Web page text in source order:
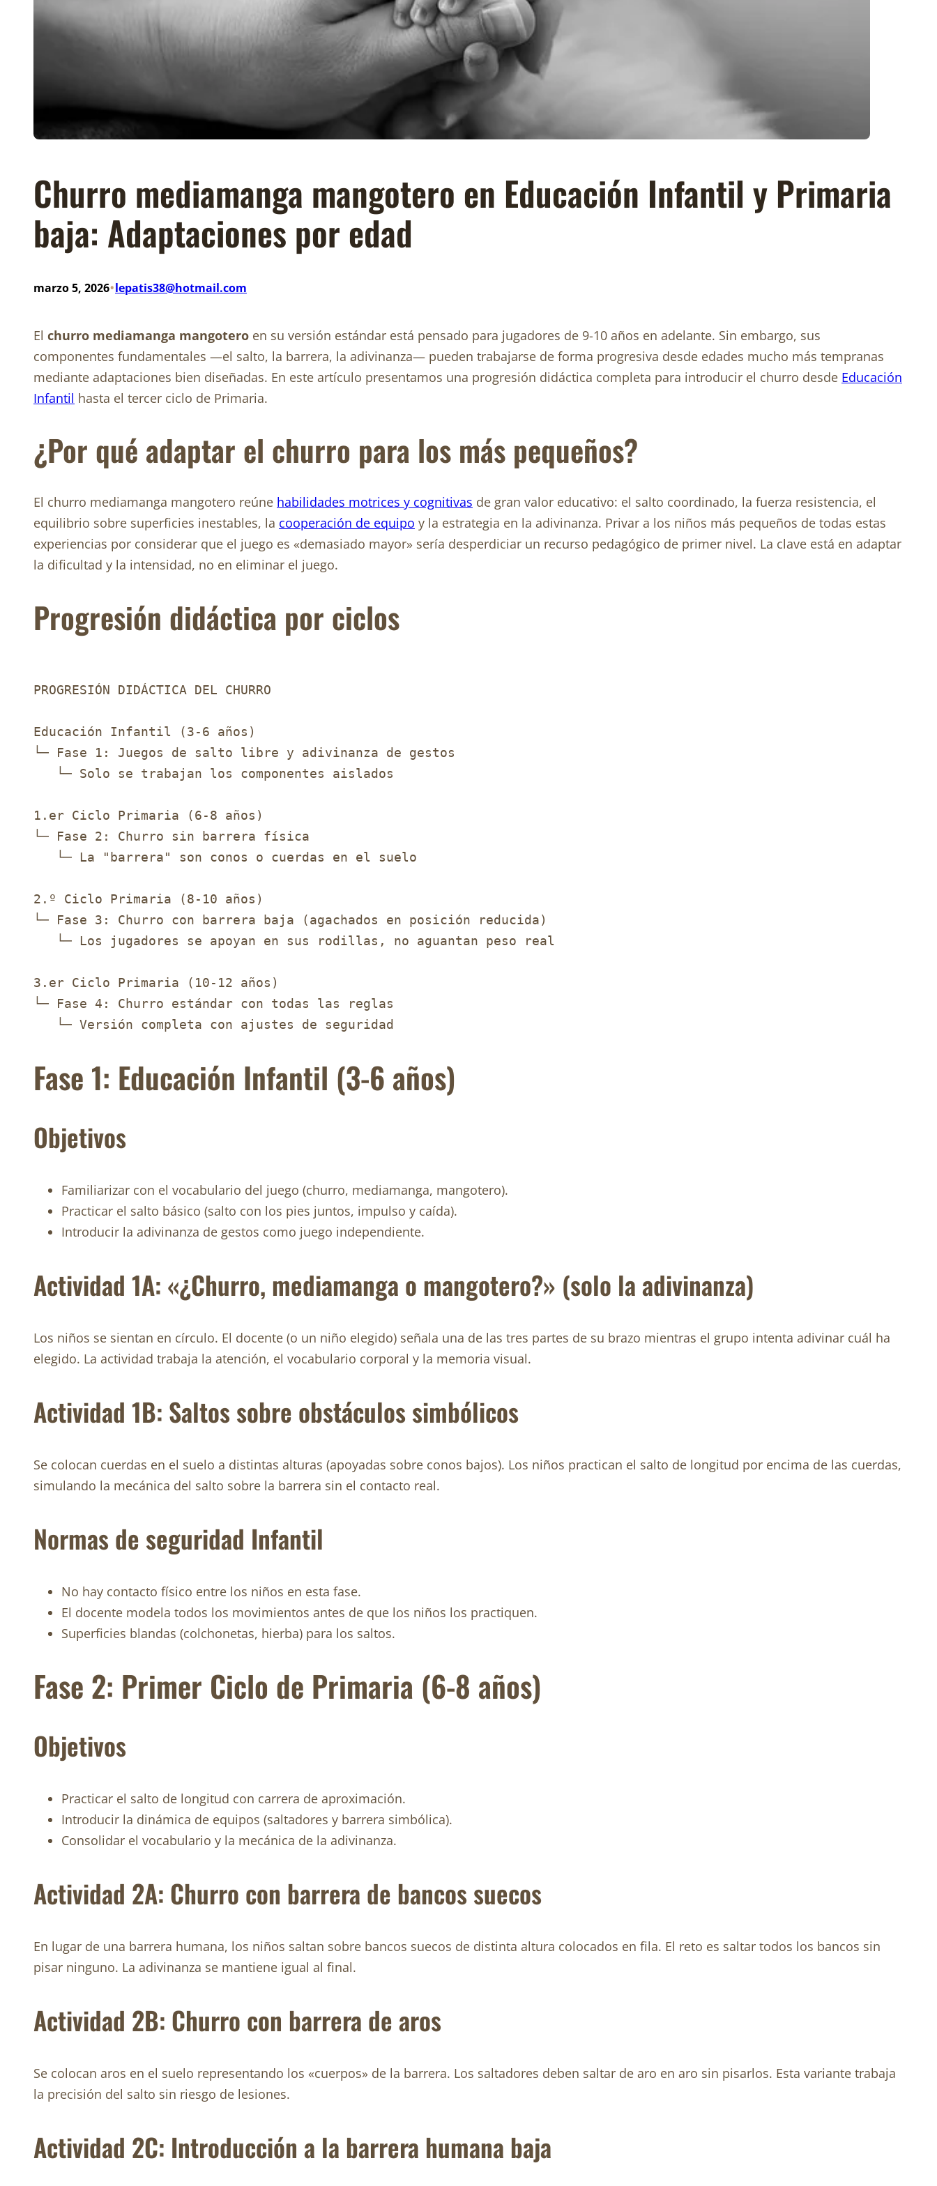
Churro mediamanga mangotero en Educación Infantil y Primaria
baja: Adaptaciones por edad
marzo 5, 2026•lepatis38@hotmail.com
El churro mediamanga mangotero en su versión estándar está pensado para jugadores de 9-10 años en adelante. Sin embargo, sus
componentes fundamentales —el salto, la barrera, la adivinanza— pueden trabajarse de forma progresiva desde edades mucho más tempranas
mediante adaptaciones bien diseñadas. En este artículo presentamos una progresión didáctica completa para introducir el churro desde Educación
Infantil hasta el tercer ciclo de Primaria.
¿Por qué adaptar el churro para los más pequeños?
El churro mediamanga mangotero reúne habilidades motrices y cognitivas de gran valor educativo: el salto coordinado, la fuerza resistencia, el
equilibrio sobre superficies inestables, la cooperación de equipo y la estrategia en la adivinanza. Privar a los niños más pequeños de todas estas
experiencias por considerar que el juego es «demasiado mayor» sería desperdiciar un recurso pedagógico de primer nivel. La clave está en adaptar
la dificultad y la intensidad, no en eliminar el juego.
Progresión didáctica por ciclos
PROGRESIÓN DIDÁCTICA DEL CHURRO
Educación Infantil (3-6 años)
└─ Fase 1: Juegos de salto libre y adivinanza de gestos
   └─ Solo se trabajan los componentes aislados
1.er Ciclo Primaria (6-8 años)
└─ Fase 2: Churro sin barrera física
   └─ La "barrera" son conos o cuerdas en el suelo
2.º Ciclo Primaria (8-10 años)
└─ Fase 3: Churro con barrera baja (agachados en posición reducida)
   └─ Los jugadores se apoyan en sus rodillas, no aguantan peso real
3.er Ciclo Primaria (10-12 años)
└─ Fase 4: Churro estándar con todas las reglas
Fase 1: Educación Infantil (3-6 años)
Objetivos
Familiarizar con el vocabulario del juego (churro, mediamanga, mangotero).
Practicar el salto básico (salto con los pies juntos, impulso y caída).
Introducir la adivinanza de gestos como juego independiente.
Actividad 1A: «¿Churro, mediamanga o mangotero?» (solo la adivinanza)
Los niños se sientan en círculo. El docente (o un niño elegido) señala una de las tres partes de su brazo mientras el grupo intenta adivinar cuál ha
elegido. La actividad trabaja la atención, el vocabulario corporal y la memoria visual.
Actividad 1B: Saltos sobre obstáculos simbólicos
Se colocan cuerdas en el suelo a distintas alturas (apoyadas sobre conos bajos). Los niños practican el salto de longitud por encima de las cuerdas,
simulando la mecánica del salto sobre la barrera sin el contacto real.
Normas de seguridad Infantil
No hay contacto físico entre los niños en esta fase.
El docente modela todos los movimientos antes de que los niños los practiquen.
Superficies blandas (colchonetas, hierba) para los saltos.
Fase 2: Primer Ciclo de Primaria (6-8 años)
Objetivos
Practicar el salto de longitud con carrera de aproximación.
Introducir la dinámica de equipos (saltadores y barrera simbólica).
Consolidar el vocabulario y la mecánica de la adivinanza.
Actividad 2A: Churro con barrera de bancos suecos
En lugar de una barrera humana, los niños saltan sobre bancos suecos de distinta altura colocados en fila. El reto es saltar todos los bancos sin
pisar ninguno. La adivinanza se mantiene igual al final.
Actividad 2B: Churro con barrera de aros
Se colocan aros en el suelo representando los «cuerpos» de la barrera. Los saltadores deben saltar de aro en aro sin pisarlos. Esta variante trabaja
la precisión del salto sin riesgo de lesiones.
Actividad 2C: Introducción a la barrera humana baja